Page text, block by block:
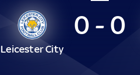
Leicester City
0 - 0